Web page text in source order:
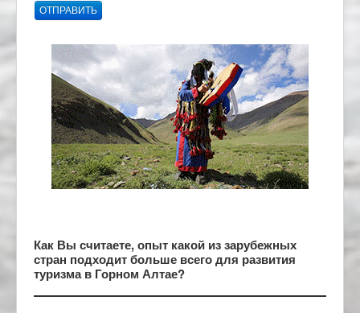
ОТПРАВИТЬ
Как Вы считаете, опыт какой из зарубежных
стран подходит больше всего для развития
туризма в Горном Алтае?